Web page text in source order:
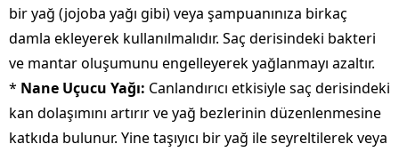
bir yağ (jojoba yağı gibi) veya şampuanınıza birkaç
damla ekleyerek kullanılmalıdır. Saç derisindeki bakteri
ve mantar oluşumunu engelleyerek yağlanmayı azaltır.
* Nane Uçucu Yağı: Canlandırıcı etkisiyle saç derisindeki
kan dolaşımını artırır ve yağ bezlerinin düzenlenmesine
katkıda bulunur. Yine taşıyıcı bir yağ ile seyreltilerek veya